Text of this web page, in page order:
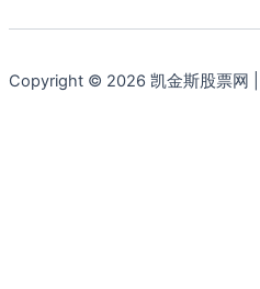
Copyright © 2026 凯金斯股票网